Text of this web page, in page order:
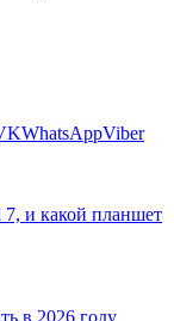
WhatsAppViber
7, и какой планшет
в 2026 году